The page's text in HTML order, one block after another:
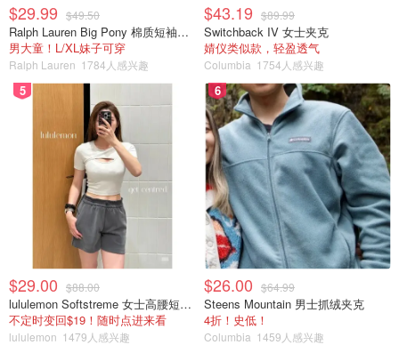
$29.99 $49.50
Ralph Lauren Big Pony 棉质短袖T恤
男大童！L/XL妹子可穿
Ralph Lauren 1784人感兴趣
$43.19 $89.99
Switchback IV 女士夹克
婧仪类似款，轻盈透气
Columbia 1754人感兴趣
5
$29.00 $88.00
lululemon Softstreme 女士高腰短裤 10cm
不定时变回$19！随时点进来看
lululemon 1479人感兴趣
6
$26.00 $64.99
Steens Mountain 男士抓绒夹克
4折！史低！
Columbia 1459人感兴趣